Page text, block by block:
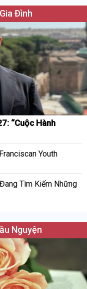
Đình
“Cuộc Hành
Youth
Tìm Kiếm Những
Nguyện